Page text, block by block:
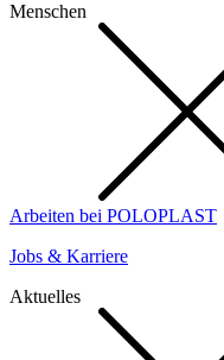
Menschen
Arbeiten bei POLOPLAST
Jobs & Karriere
Aktuelles